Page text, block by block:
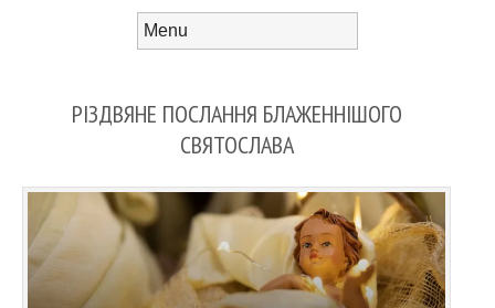
РІЗДВЯНЕ ПОСЛАННЯ БЛАЖЕННІШОГО
СВЯТОСЛАВА